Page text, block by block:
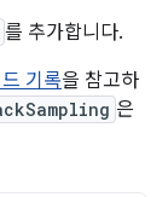
를 추가합니다.
기록을 참고하
은